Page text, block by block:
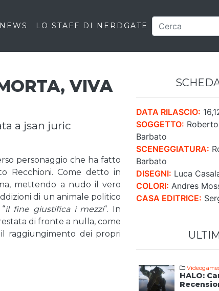
NEWS LO STAFF DI NERDGATE
VIVA
a jsan juric
personaggio che ha fatto
Recchioni. Come detto in
mettendo a nudo il vero
di un animale politico
il fine giustifica i mezzi“. In
di fronte a nulla, come
raggiungimento dei propri
DATA RILASCIO:
SOGGETTO:
Barbato
SCENEGGIATURA:
Barbato
DISEGNI: Luca
COLORI: Andres
CASA EDITRICE:
HALO: